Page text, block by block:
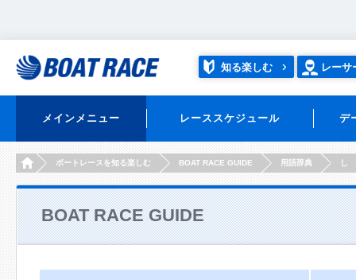
知る楽しむ レーサ
メインメニュー レーススケジュール デ
HOMEボートレースを知る楽しむ BOAT RACE GUIDE 用語辞典 し
BOAT RACE GUIDE